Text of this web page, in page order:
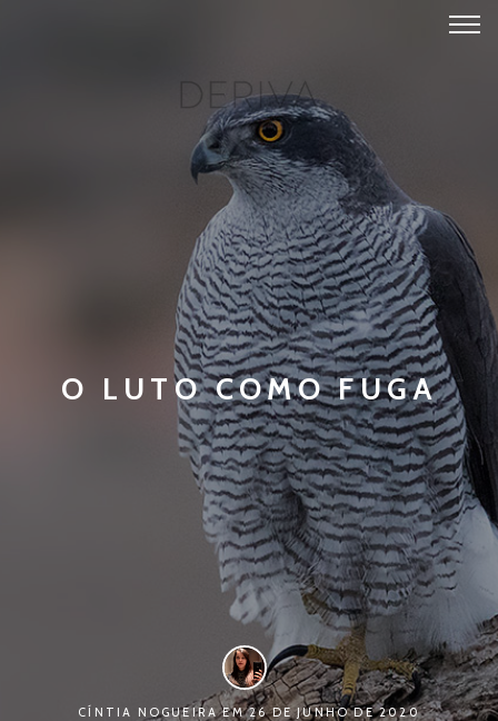
O LUTO COMO FUGA
CÍNTIA NOGUEIRAEM 26 DE JUNHO DE 2020